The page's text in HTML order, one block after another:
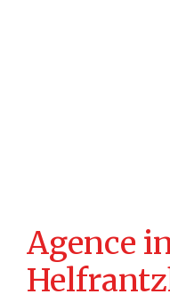
Agence